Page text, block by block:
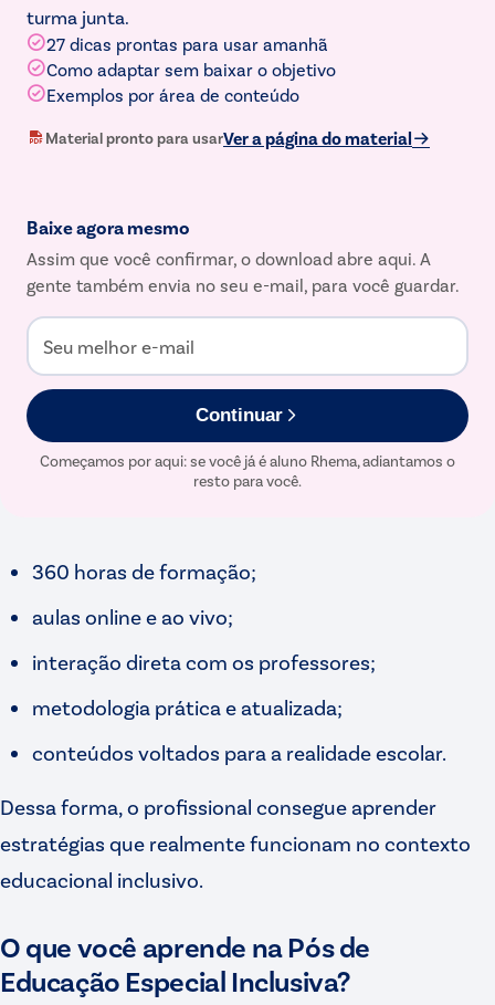
turma junta.
27 dicas prontas para usar amanhã
Como adaptar sem baixar o objetivo
Exemplos por área de conteúdo
Material pronto para usarVer a página do material
Baixe agora mesmo
Assim que você confirmar, o download abre aqui. A
gente também envia no seu e-mail, para você guardar.
Seu melhor e-mail
Continuar
Começamos por aqui: se você já é aluno Rhema, adiantamos o
resto para você.
360 horas de formação;
aulas online e ao vivo;
interação direta com os professores;
metodologia prática e atualizada;
conteúdos voltados para a realidade escolar.
Dessa forma, o profissional consegue aprender
estratégias que realmente funcionam no contexto
educacional inclusivo.
O que você aprende na Pós de
Educação Especial Inclusiva?